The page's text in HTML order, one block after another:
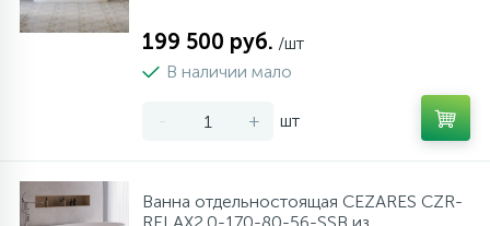
199 500 руб. /шт
В наличии мало
- + шт
Ванна отдельностоящая CEZARES CZR-